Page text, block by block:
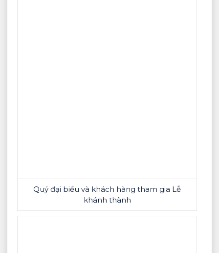
Quý đại biểu và khách hàng tham gia Lễ
khánh thành